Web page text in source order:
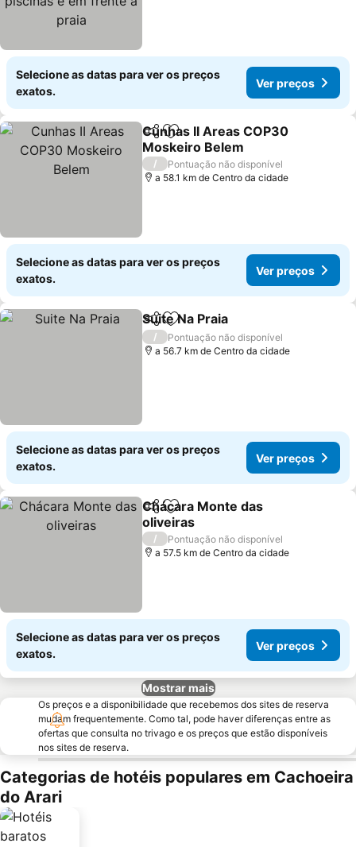
Selecione as datas para ver os preços
exatos.
Ver preços
PartilharAdicionar aos favoritos
Cunhas II Areas COP30
Moskeiro Belem
/
Pontuação não disponível
a 58.1 km de Centro da cidade
Selecione as datas para ver os preços
exatos.
Ver preços
PartilharAdicionar aos favoritos
Suite Na Praia
/
Pontuação não disponível
a 56.7 km de Centro da cidade
Selecione as datas para ver os preços
exatos.
Ver preços
PartilharAdicionar aos favoritos
Chácara Monte das
oliveiras
/
Pontuação não disponível
a 57.5 km de Centro da cidade
Selecione as datas para ver os preços
exatos.
Ver preços
Mostrar mais
Os preços e a disponibilidade que recebemos dos sites de reserva
mudam frequentemente. Como tal, pode haver diferenças entre as
ofertas que consulta no trivago e os preços que estão disponíveis
nos sites de reserva.
Categorias de hotéis populares em Cachoeira
do Arari